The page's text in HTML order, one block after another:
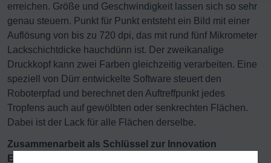
erreichen. Größe und Geschwindigkeit lassen sich so sehr
genau steuern. Punkt für Punkt entsteht ein Bild mit einer
Auflösung von bis zu 720 dpi, das mit rund fünf Mikrometer
Lackschichtdicke hauchdünn ist. Der zweikanalige
Druckkopf kann zwei Farben gleichzeitig verarbeiten. Eine
speziell von Dürr entwickelte Software steuert den
Roboterpfad und berechnet den Auftreffpunkt jedes
Tropfens auch auf gewölbten oder senkrechten Flächen.
Dabei ist der Lack für alle Flächen derselbe.
Zusammenarbeit als Schlüssel zur Innovation
Eco